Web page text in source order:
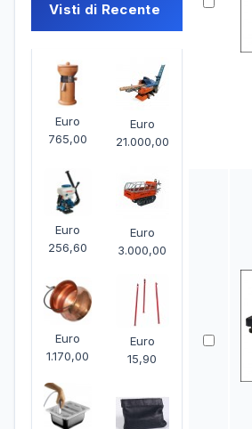
Visti di Recente
Euro
765,00
Euro
21.000,00
Euro
256,60
Euro
3.000,00
Euro
1.170,00
Euro
15,90